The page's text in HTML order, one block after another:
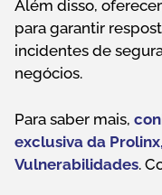
Além disso,
para garantir
incidentes de
negócios.
Para saber mais,
exclusiva da
Vulnerabilidades.